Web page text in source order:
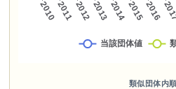
類似団体内